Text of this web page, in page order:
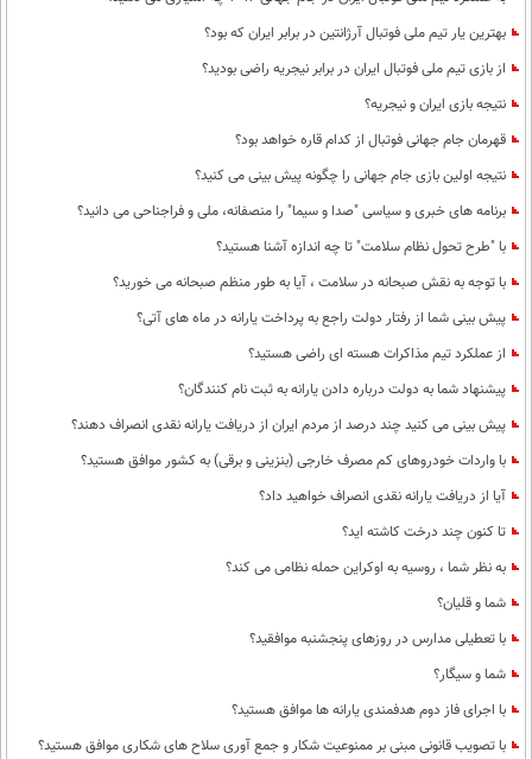
بهترین یار تیم ملی فوتبال آرژانتین در برابر ایران که بود؟
از بازی تیم ملی فوتبال ایران در برابر نیجریه راضی بودید؟
نتیجه بازی ایران و نیجریه؟
قهرمان جام جهانی فوتبال از کدام قاره خواهد بود؟
نتیجه اولین بازی جام جهانی را چگونه پیش بینی می کنید؟
برنامه های خبری و سیاسی "صدا و سیما" را منصفانه، ملی و فراجناحی می دانید؟
با "طرح تحول نظام سلامت"‌ تا چه اندازه آشنا هستید؟
با توجه به نقش صبحانه در سلامت ، آیا به طور منظم صبحانه می خورید؟
پیش بینی شما از رفتار دولت راجع به پرداخت یارانه در ماه های آتی؟
از عملکرد تیم مذاکرات هسته ای راضی هستید؟
پیشنهاد شما به دولت درباره دادن یارانه به ثبت نام کنندگان؟
پیش بینی می کنید چند درصد از مردم ایران از دریافت یارانه نقدی انصراف دهند؟
با واردات خودروهای کم مصرف خارجی (بنزینی و برقی) به کشور موافق هستید؟
آیا از دریافت یارانه نقدی انصراف خواهید داد؟
تا کنون چند درخت کاشته اید؟
به نظر شما ، روسیه به اوکراین حمله نظامی می کند؟
شما و قلیان؟
با تعطیلی مدارس در روزهای پنجشنبه موافقید؟
شما و سیگار؟
با اجرای فاز دوم هدفمندی یارانه ها موافق هستید؟
با تصویب قانونی مبنی بر ممنوعیت شکار و جمع آوری سلاح های شکاری موافق هستید؟